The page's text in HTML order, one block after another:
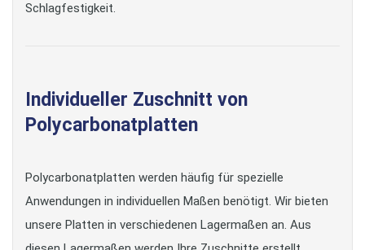
Schlagfestigkeit.
Individueller Zuschnitt von
Polycarbonatplatten
Polycarbonatplatten werden häufig für spezielle
Anwendungen in individuellen Maßen benötigt. Wir bieten
unsere Platten in verschiedenen Lagermaßen an. Aus